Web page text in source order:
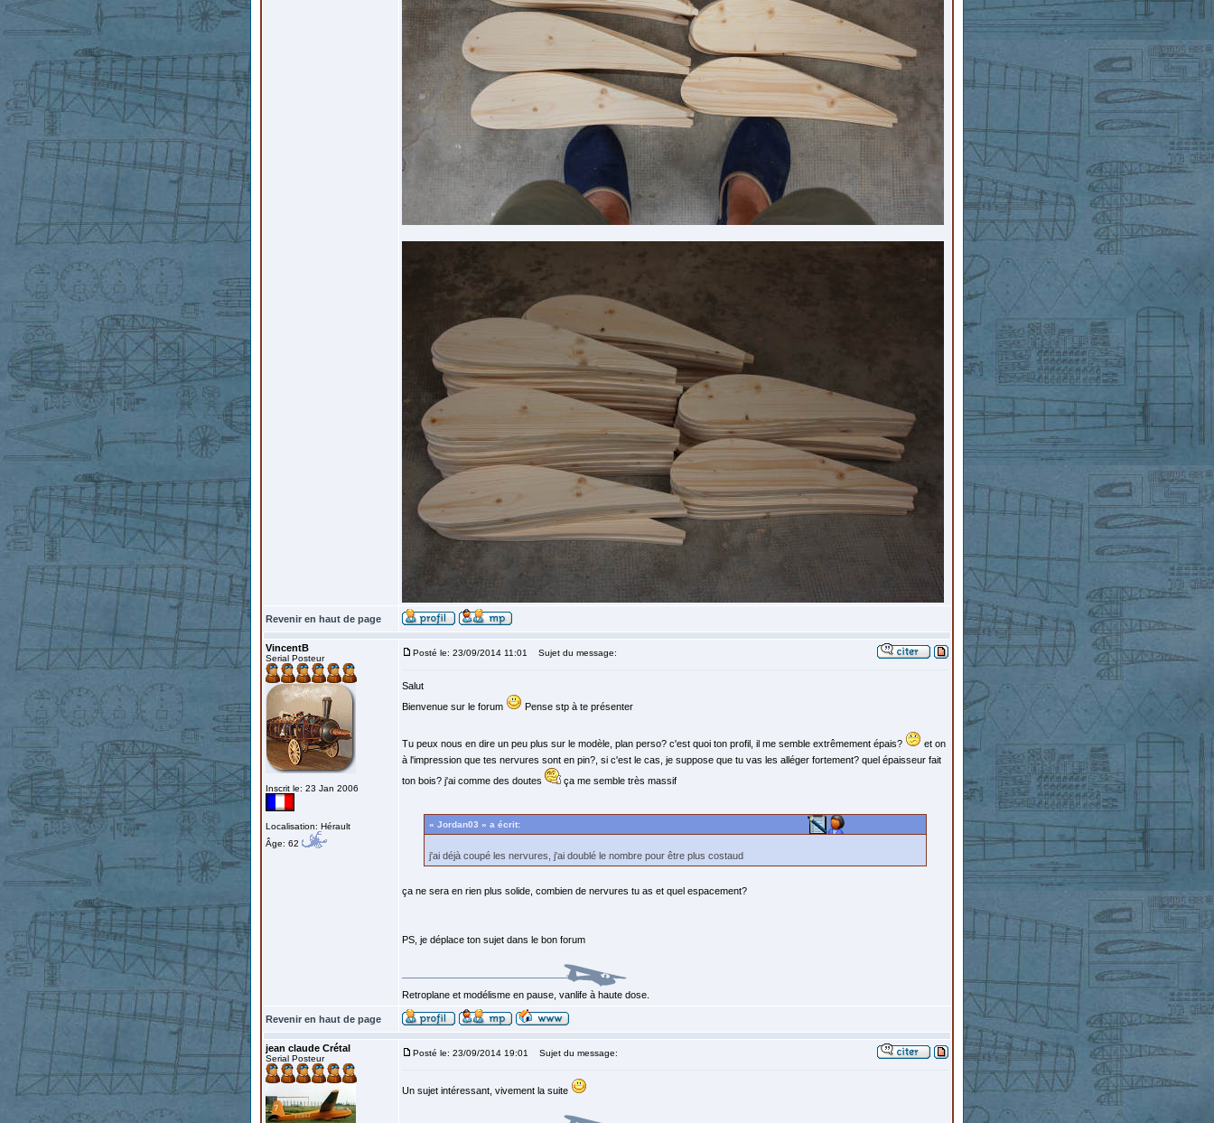
Revenir en haut de page
VincentB
Serial Posteur
Inscrit le: 23 Jan 2006
Localisation: Hérault
Âge: 62
Posté le: 23/09/2014 11:01 Sujet du message:
Salut
Bienvenue sur le forum
Pense stp à te présenter
Tu peux nous en dire un peu plus sur le modèle, plan perso? c'est quoi ton profil, il me semble extrêmement épais?
et on
à l'impression que tes nervures sont en pin?, si c'est le cas, je suppose que tu vas les alléger fortement? quel épaisseur fait
ton bois? j'ai comme des doutes
ça me semble très massif
« Jordan03 » a écrit:
j'ai déjà coupé les nervures, j'ai doublé le nombre pour être plus costaud
ça ne sera en rien plus solide, combien de nervures tu as et quel espacement?
PS, je déplace ton sujet dans le bon forum
Retroplane et modélisme en pause, vanlife à haute dose.
Revenir en haut de page
jean claude Crétal
Serial Posteur
Posté le: 23/09/2014 19:01 Sujet du message:
Un sujet intéressant, vivement la suite